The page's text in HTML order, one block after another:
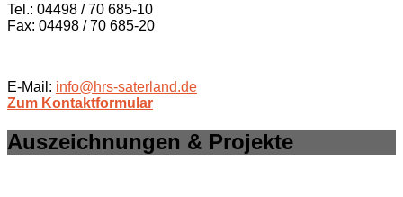
Tel.: 04498 / 70 685-10
Fax: 04498 / 70 685-20
E-Mail: info@hrs-saterland.de
Zum Kontaktformular
Auszeichnungen & Projekte